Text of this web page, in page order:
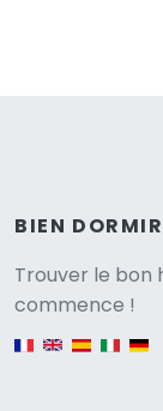
BIEN
Trouver le bon
commence !